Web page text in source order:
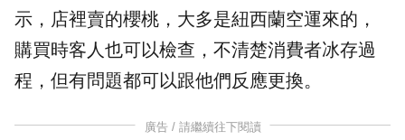
示，店裡賣的櫻桃，大多是紐西蘭空運來的，
購買時客人也可以檢查，不清楚消費者冰存過
程，但有問題都可以跟他們反應更換。
廣告 / 請繼續往下閱讀